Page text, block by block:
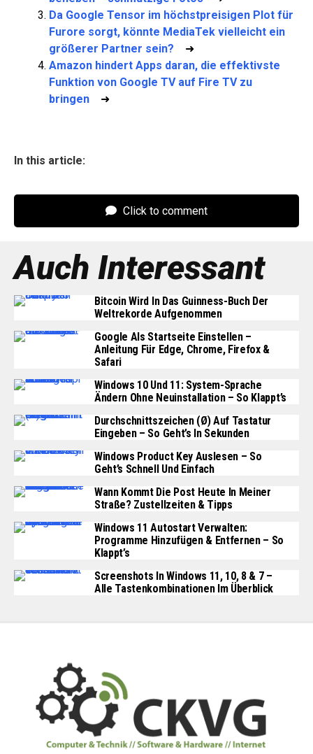
Da Google Tensor im höchstpreisigen Plot für
Furore sorgt, könnte MediaTek vielleicht ein
größerer Partner sein? ➜
Amazon hindert Apps daran, die effektivste
Funktion von Google TV auf Fire TV zu
bringen ➜
In this article:
Click to comment
Auch Interessant
Bitcoin Wird In Das Guinness-Buch Der
Weltrekorde Aufgenommen
Google Als Startseite Einstellen –
Anleitung Für Edge, Chrome, Firefox &
Safari
Windows 10 Und 11: System-Sprache
Ändern Ohne Neuinstallation – So Klappt’s
Durchschnittszeichen (Ø) Auf Tastatur
Eingeben – So Geht’s In Sekunden
Windows Product Key Auslesen – So
Geht’s Schnell Und Einfach
Wann Kommt Die Post Heute In Meiner
Straße? Zustellzeiten & Tipps
Windows 11 Autostart Verwalten:
Programme Hinzufügen & Entfernen – So
Klappt’s
Screenshots In Windows 11, 10, 8 & 7 –
Alle Tastenkombinationen Im Überblick